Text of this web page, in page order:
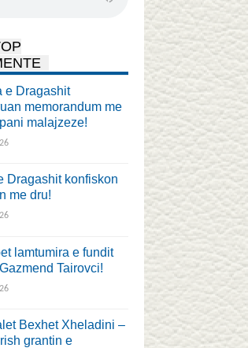
e Dragashit
memorandum me
malajzeze!
Dragashit konfiskon
me dru!
lamtumira e fundit
Tairovci!
Bexhet Xheladini –
grantin e